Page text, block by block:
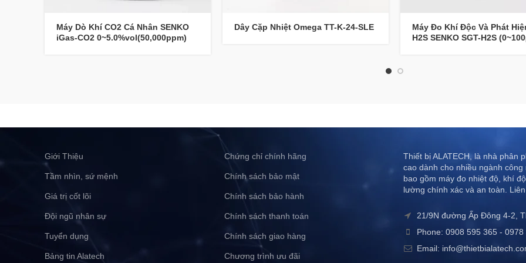
Máy Dò Khí CO2 Cá Nhân SENKO
iGas-CO2 0~5.0%vol(50,000ppm)
Dây Cặp Nhiệt Omega TT-K-24-SLE
Máy Đo Khí Độc Và Phát
H2S SENKO SGT-H2S
Giới Thiệu
Tầm nhìn, sứ mệnh
Giá trị cốt lõi
Đội ngũ nhân sự
Tuyển dụng
Bảng tin Alatech
Chứng chỉ chính hãng
Chính sách bảo mật
Chính sách bảo hành
Chính sách thanh toán
Chính sách giao hàng
Chương trình ưu đãi
Thiết bị ALATECH, là nhà phân
cao dành cho nhiều ngành
bao gồm máy đo nhiệt độ, khí
lường chính xác và an toàn.
21/9N đường Ấp Đông 4-2,
Phone: 0908 595 365 - 0978
Email: